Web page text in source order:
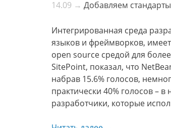
14.09 → Добавляем
Интегрированная среда
языков и фреймворков,
open source средой для
SitePoint, показал, что
набрав 15.6% голосов,
практически 40% голосов –
разработчики, которые